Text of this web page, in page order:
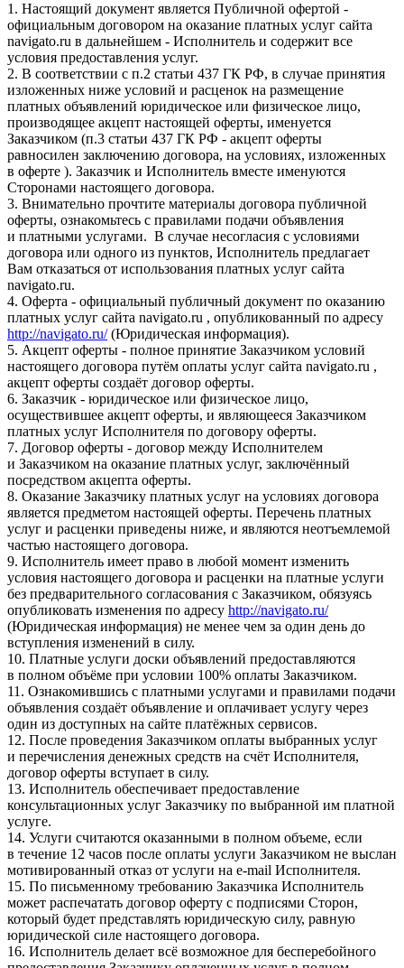
1. Настоящий документ является Публичной офертой -
официальным договором на оказание платных услуг сайта
navigato.ru в дальнейшем - Исполнитель и содержит все
условия предоставления услуг.
2. В соответствии с п.2 статьи 437 ГК РФ, в случае принятия
изложенных ниже условий и расценок на размещение
платных объявлений юридическое или физическое лицо,
производящее акцепт настоящей оферты, именуется
Заказчиком (п.3 статьи 437 ГК РФ - акцепт оферты
равносилен заключению договора, на условиях, изложенных
в оферте ). Заказчик и Исполнитель вместе именуются
Сторонами настоящего договора.
3. Внимательно прочтите материалы договора публичной
оферты, ознакомьтесь с правилами подачи объявления
и платными услугами. В случае несогласия с условиями
договора или одного из пунктов, Исполнитель предлагает
Вам отказаться от использования платных услуг сайта
navigato.ru.
4. Оферта - официальный публичный документ по оказанию
платных услуг сайта navigato.ru , опубликованный по адресу
http://navigato.ru/(Юридическая информация).
5. Акцепт оферты - полное принятие Заказчиком условий
настоящего договора путём оплаты услуг сайта navigato.ru ,
акцепт оферты создаёт договор оферты.
6. Заказчик - юридическое или физическое лицо,
осуществившее акцепт оферты, и являющееся Заказчиком
платных услуг Исполнителя по договору оферты.
7. Договор оферты - договор между Исполнителем
и Заказчиком на оказание платных услуг, заключённый
посредством акцепта оферты.
8. Оказание Заказчику платных услуг на условиях договора
является предметом настоящей оферты. Перечень платных
услуг и расценки приведены ниже, и являются неотъемлемой
частью настоящего договора.
9. Исполнитель имеет право в любой момент изменить
условия настоящего договора и расценки на платные услуги
без предварительного согласования с Заказчиком, обязуясь
опубликовать изменения по адресу http://navigato.ru/
(Юридическая информация) не менее чем за один день до
вступления изменений в силу.
10. Платные услуги доски объявлений предоставляются
в полном объёме при условии 100% оплаты Заказчиком.
11. Ознакомившись с платными услугами и правилами подачи
объявления создаёт объявление и оплачивает услугу через
один из доступных на сайте платёжных сервисов.
12. После проведения Заказчиком оплаты выбранных услуг
и перечисления денежных средств на счёт Исполнителя,
договор оферты вступает в силу.
13. Исполнитель обеспечивает предоставление
консультационных услуг Заказчику по выбранной им платной
услуге.
14. Услуги считаются оказанными в полном объеме, если
в течение 12 часов после оплаты услуги Заказчиком не выслан
мотивированный отказ от услуги на e-mail Исполнителя.
15. По письменному требованию Заказчика Исполнитель
может распечатать договор оферту с подписями Сторон,
который будет представлять юридическую силу, равную
юридической силе настоящего договора.
16. Исполнитель делает всё возможное для бесперебойного